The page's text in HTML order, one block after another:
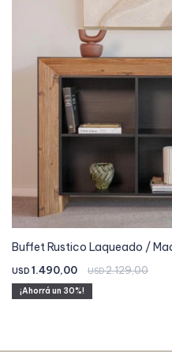
Buffet Rustico Laqueado /
USD 1.490,00 USD2.129,00
30